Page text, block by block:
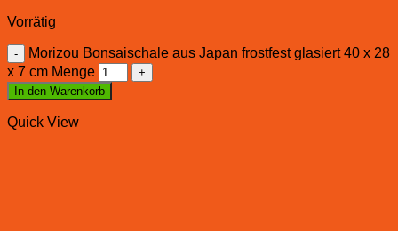
Vorrätig
Morizou Bonsaischale aus Japan frostfest glasiert 40 x 28
x 7 cm Menge
In den Warenkorb
Quick View